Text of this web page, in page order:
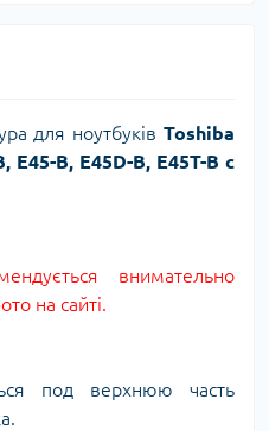
для ноутбуків Toshiba
E45-B, E45D-B, E45T-B с
внимательно
на сайті.
под верхнюю часть